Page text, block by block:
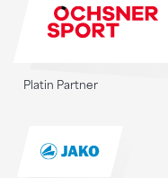
Platin Partner